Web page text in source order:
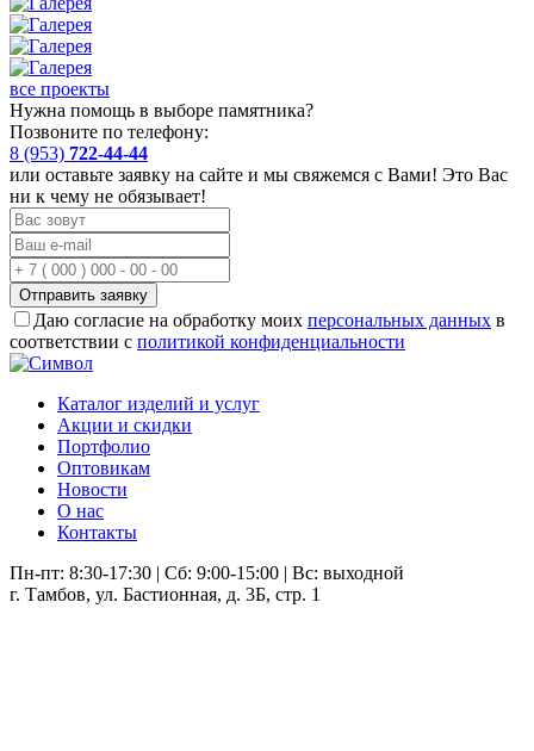
все проекты
Нужна помощь в выборе памятника?
Позвоните по телефону:
8 (953) 722-44-44
или оставьте заявку на сайте и мы свяжемся с Вами! Это Вас
ни к чему не обязывает!
Отправить заявку
Даю согласие на обработку моих персональных данных в
соответствии с политикой конфиденциальности
Каталог изделий и услуг
Акции и скидки
Портфолио
Оптовикам
Новости
О нас
Контакты
Пн-пт: 8:30-17:30 | Сб: 9:00-15:00 | Вс: выходной
г. Тамбов, ул. Бастионная, д. 3Б, стр. 1